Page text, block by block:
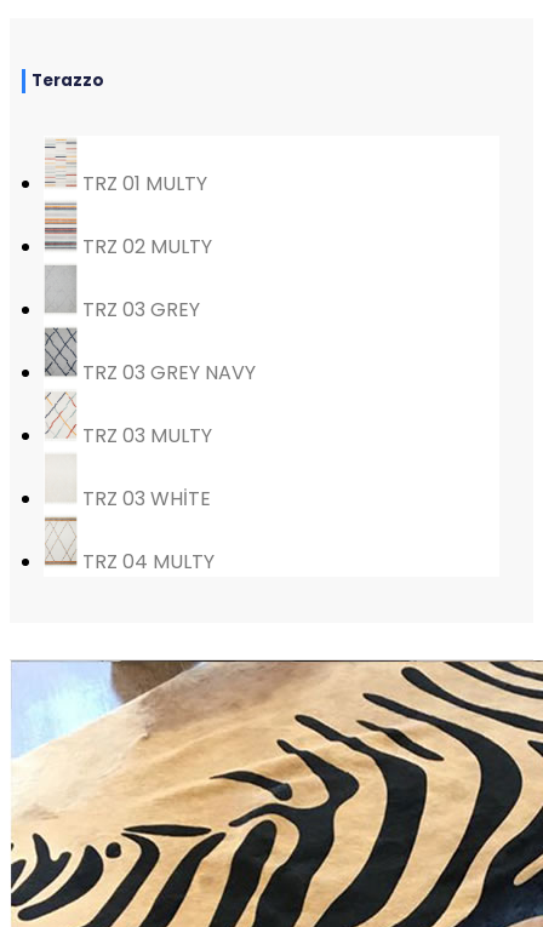
Terazzo
TRZ 01 MULTY
TRZ 02 MULTY
TRZ 03 GREY
TRZ 03 GREY NAVY
TRZ 03 MULTY
TRZ 03 WHİTE
TRZ 04 MULTY